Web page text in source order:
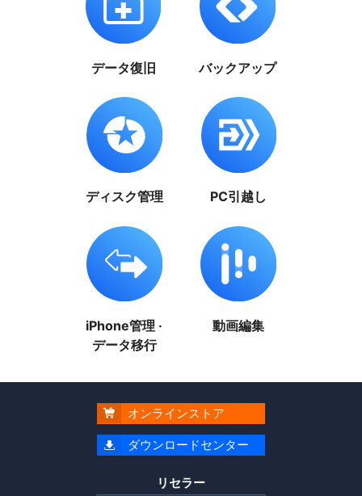
データ復旧 バックアップ
ディスク管理 PC引越し
iPhone管理 ·
データ移行
動画編集
 オンラインストア
 ダウンロードセンター
リセラー